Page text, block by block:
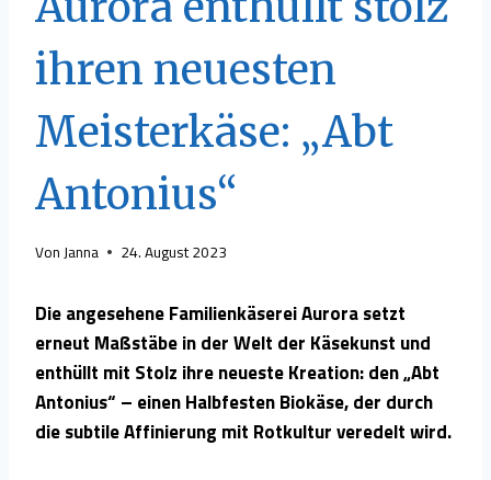
ihren neuesten
Meisterkäse: „Abt
Antonius“
Von Janna 24. August 2023
Die angesehene Familienkäserei Aurora setzt
erneut Maßstäbe in der Welt der Käsekunst und
enthüllt mit Stolz ihre neueste Kreation: den „Abt
Antonius“ – einen Halbfesten Biokäse, der durch
die subtile Affinierung mit Rotkultur veredelt wird.